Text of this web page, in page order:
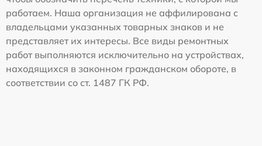
работаем. Наша организация не аффилирована с
владельцами указанных товарных знаков и не
представляет их интересы. Все виды ремонтных
работ выполняются исключительно на устройствах,
находящихся в законном гражданском обороте, в
соответствии со ст. 1487 ГК РФ.